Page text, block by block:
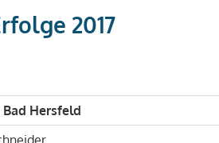
2017
Bad Hersfeld